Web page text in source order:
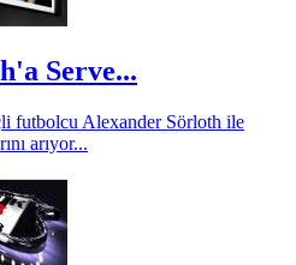
Serve...
futbolcu Alexander Sörloth ile
arıyor...